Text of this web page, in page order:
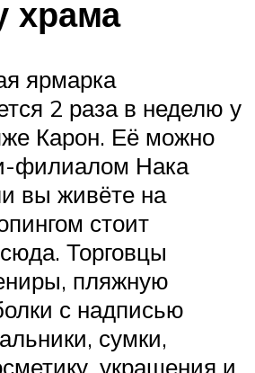
храма
ярмарка
2 раза в неделю у
Карон. Её можно
филиалом Нака
вы живёте на
стоит
Торговцы
пляжную
с надписью
сумки,
украшения и